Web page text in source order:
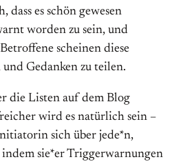
dass es schön gewesen
worden zu sein, und
scheinen diese
Gedanken zu teilen.
die Listen auf dem Blog
wird es natürlich sein –
sich über jede*n,
sie*er Triggerwarnungen